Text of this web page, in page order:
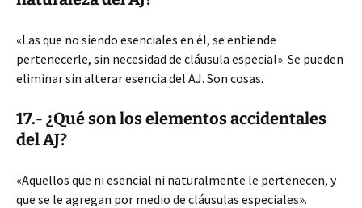
«Las que no siendo esenciales en él, se entiende
pertenecerle, sin necesidad de cláusula especial». Se pueden
eliminar sin alterar esencia del AJ. Son cosas.
17.- ¿Qué son los elementos accidentales
del AJ?
«Aquellos que ni esencial ni naturalmente le pertenecen, y
que se le agregan por medio de cláusulas especiales».